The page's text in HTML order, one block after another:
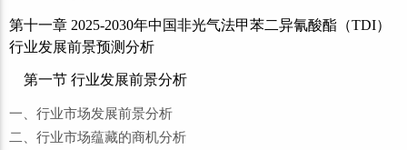
第十一章 2025-2030年中国非光气法甲苯二异氰酸酯（TDI）
行业发展前景预测分析
第一节 行业发展前景分析
一、行业市场发展前景分析
二、行业市场蕴藏的商机分析